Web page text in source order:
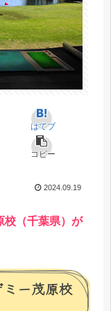
はてブ
コピー
2024.09.19
校（千葉県）が
ー茂原校